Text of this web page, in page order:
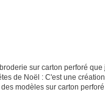
sur carton perforé que
de Noël : C'est une
modèles sur carton